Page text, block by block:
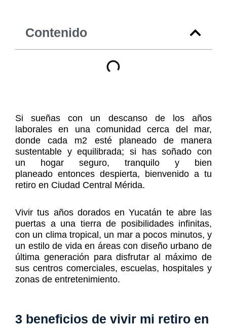
Contenido
Si sueñas con un descanso de los años
laborales en una comunidad cerca del mar,
donde cada m2 esté planeado de manera
sustentable y equilibrada; si has soñado con
un hogar seguro, tranquilo y bien
planeado entonces despierta, bienvenido a tu
retiro en Ciudad Central Mérida.
Vivir tus años dorados en Yucatán te abre las
puertas a una tierra de posibilidades infinitas,
con un clima tropical, un mar a pocos minutos, y
un estilo de vida en áreas con diseño urbano de
última generación para disfrutar al máximo de
sus centros comerciales, escuelas, hospitales y
zonas de entretenimiento.
3 beneficios de vivir mi retiro en